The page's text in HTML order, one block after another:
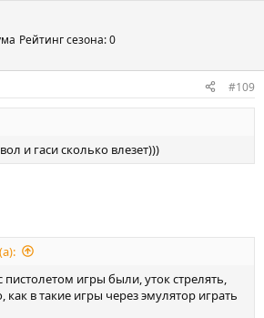
Рейтинг сезона: 0
#109
и гаси сколько влезет)))
игры были, уток стрелять,
в такие игры через эмулятор играть